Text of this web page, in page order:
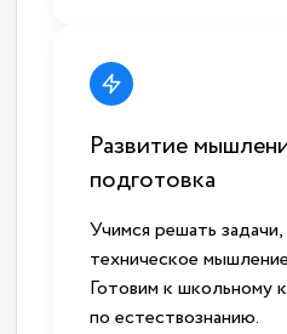
Развитие
подготовка
Учимся решать
техническое
Готовим к школьному
по естествознанию.